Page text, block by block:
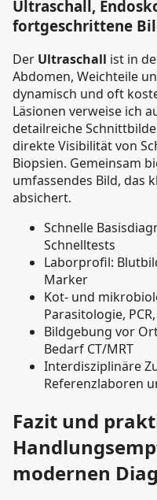
Ultraschall,
fortgeschrittene
Der Ultraschall ist in
Abdomen, Weichteile
dynamisch und oft
Läsionen verweise ich
detailreiche
direkte Visibilität von
Biopsien. Gemeinsam
umfassendes Bild, das
absichert.
Schnelle
Schnelltests
Laborprofil:
Marker
Kot- und
Parasitologie,
Bildgebung vor
Bedarf CT/MRT
Interdisziplinäre
Referenzlaboren
Fazit und
modernen